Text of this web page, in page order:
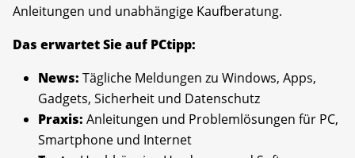
Anleitungen und unabhängige Kaufberatung.
Das erwartet Sie auf PCtipp:
News: Tägliche Meldungen zu Windows, Apps,
Gadgets, Sicherheit und Datenschutz
Praxis: Anleitungen und Problemlösungen für PC,
Smartphone und Internet